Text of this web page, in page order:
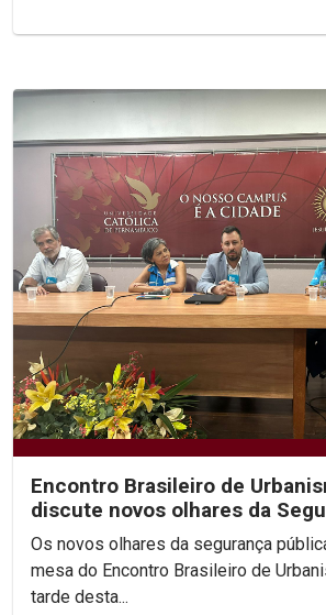
Encontro Brasileiro de
discute novos olhares da
Os novos olhares da segurança
mesa do Encontro Brasileiro de
tarde desta...